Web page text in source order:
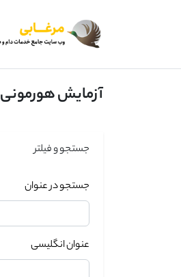
آزمایش هورمونی
جستجو و فیلتر
جستجو در عنوان
عنوان انگلیسی